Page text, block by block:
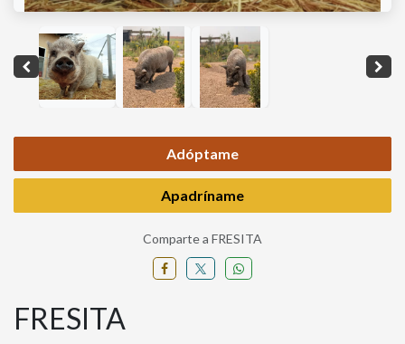
Adóptame
Apadríname
Comparte a FRESITA
FRESITA